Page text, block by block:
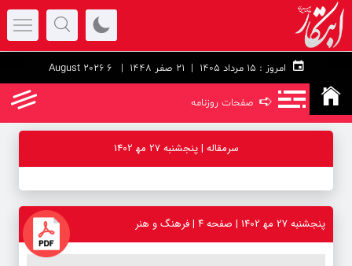
امروز : 21 صفر 1448 | 6 August 2026
➪ صفحات روزنامه
سرمقاله | پنجشنبه 27 مه‍ 1402
پنجشنبه 27 مه‍ 1402 | صفحه ۴ | فرهنگ و هنر